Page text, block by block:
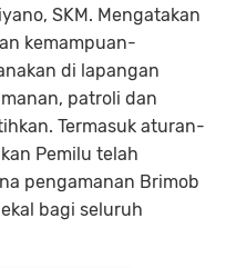
SKM. Mengatakan
kemampuan-
di lapangan
patroli dan
Termasuk aturan-
Pemilu telah
pengamanan Brimob
bagi seluruh